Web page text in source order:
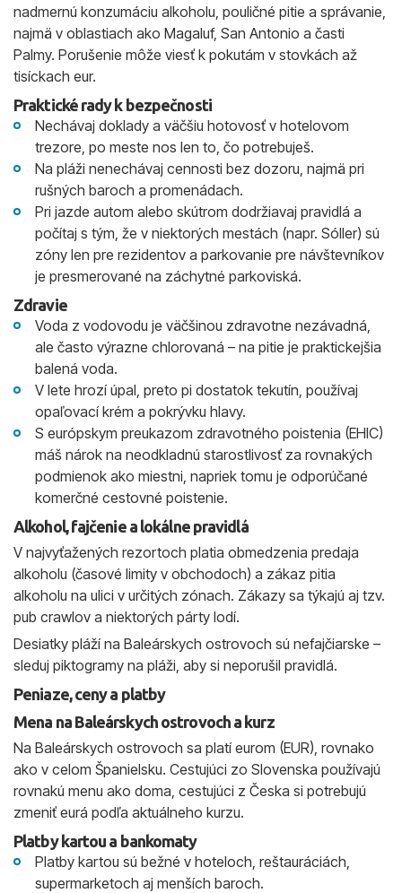
nadmernú konzumáciu alkoholu, pouličné pitie a správanie,
najmä v oblastiach ako Magaluf, San Antonio a časti
Palmy. Porušenie môže viesť k pokutám v stovkách až
tisíckach eur.
Praktické rady k bezpečnosti
Nechávaj doklady a väčšiu hotovosť v hotelovom
trezore, po meste nos len to, čo potrebuješ.
Na pláži nenechávaj cennosti bez dozoru, najmä pri
rušných baroch a promenádach.
Pri jazde autom alebo skútrom dodržiavaj pravidlá a
počítaj s tým, že v niektorých mestách (napr. Sóller) sú
zóny len pre rezidentov a parkovanie pre návštevníkov
je presmerované na záchytné parkoviská.
Zdravie
Voda z vodovodu je väčšinou zdravotne nezávadná,
ale často výrazne chlorovaná – na pitie je praktickejšia
balená voda.
V lete hrozí úpal, preto pi dostatok tekutín, používaj
opaľovací krém a pokrývku hlavy.
S európskym preukazom zdravotného poistenia (EHIC)
máš nárok na neodkladnú starostlivosť za rovnakých
podmienok ako miestni, napriek tomu je odporúčané
komerčné cestovné poistenie.
Alkohol, fajčenie a lokálne pravidlá
V najvyťažených rezortoch platia obmedzenia predaja
alkoholu (časové limity v obchodoch) a zákaz pitia
alkoholu na ulici v určitých zónach. Zákazy sa týkajú aj tzv.
pub crawlov a niektorých párty lodí.
Desiatky pláží na Baleárskych ostrovoch sú nefajčiarske –
sleduj piktogramy na pláži, aby si neporušil pravidlá.
Peniaze, ceny a platby
Mena na Baleárskych ostrovoch a kurz
Na Baleárskych ostrovoch sa platí eurom (EUR), rovnako
ako v celom Španielsku. Cestujúci zo Slovenska používajú
rovnakú menu ako doma, cestujúci z Česka si potrebujú
zmeniť eurá podľa aktuálneho kurzu.
Platby kartou a bankomaty
Platby kartou sú bežné v hoteloch, reštauráciách,
supermarketoch aj menších baroch.